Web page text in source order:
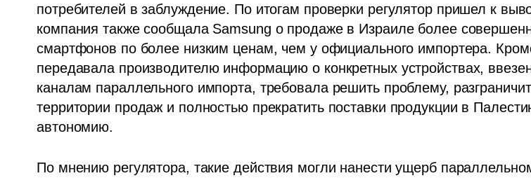
потребителей в заблуждение. По итогам проверки регулятор пришел к
компания также сообщала Samsung о продаже в Израиле более
смартфонов по более низким ценам, чем у официального импортера.
передавала производителю информацию о конкретных устройствах,
каналам параллельного импорта, требовала решить проблему,
территории продаж и полностью прекратить поставки продукции в
автономию.
По мнению регулятора, такие действия могли нанести ущерб